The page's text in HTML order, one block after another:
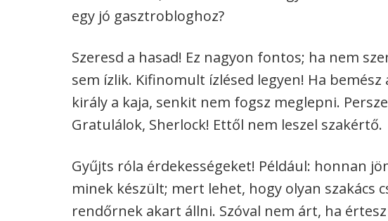
egy jó gasztrobloghoz?
Szeresd a hasad! Ez nagyon fontos; ha nem
sem ízlik. Kifinomult ízlésed legyen! Ha
király a kaja, senkit nem fogsz meglepni.
Gratulálok, Sherlock! Ettől nem leszel szakértő.
Gyűjts róla érdekességeket! Például: honnan
minek készült; mert lehet, hogy olyan szakács
rendőrnek akart állni. Szóval nem árt, ha